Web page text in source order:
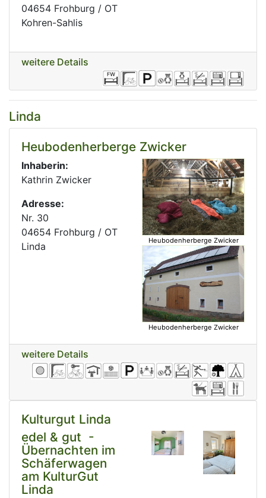
04654 Frohburg / OT
Kohren-Sahlis
weitere Details
Linda
Heubodenherberge Zwicker
Inhaberin:
Kathrin Zwicker
Adresse:
Nr. 30
04654 Frohburg / OT
Linda
Heubodenherberge Zwicker
Heubodenherberge Zwicker
weitere Details
Kulturgut Linda
edel & gut -
Übernachten im
Schäferwagen
am KulturGut
Linda